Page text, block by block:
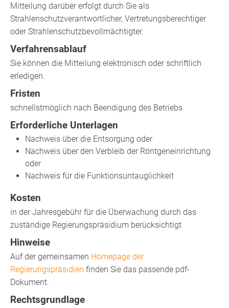
Mitteilung darüber erfolgt durch Sie als
Strahlenschutzverantwortlicher, Vertretungsberechtiger
oder Strahlenschutzbevollmächtigter.
Verfahrensablauf
Sie können die Mitteilung elektronisch oder schriftlich
erledigen.
Fristen
schnellstmöglich nach Beendigung des Betriebs
Erforderliche Unterlagen
Nachweis über die Entsorgung oder
Nachweis über den Verbleib der Röntgeneinrichtung
oder
Nachweis für die Funktionsuntauglichkeit
Kosten
in der Jahresgebühr für die Überwachung durch das
zuständige Regierungspräsidium berücksichtigt
Hinweise
Auf der gemeinsamen Homepage der
Regierungspräsidien finden Sie das passende pdf-
Dokument.
Rechtsgrundlage